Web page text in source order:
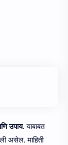
उपाय. याबाबत
असेल. माहिती